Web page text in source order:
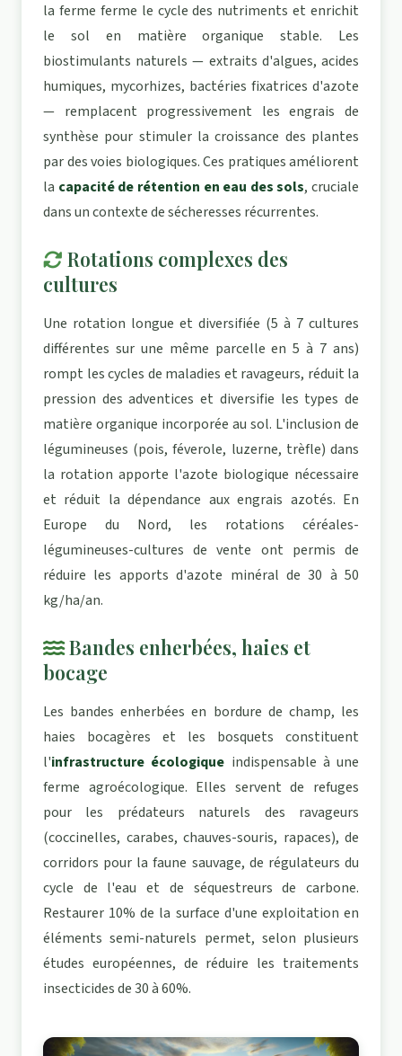
la ferme ferme le cycle des nutriments et enrichit
le sol en matière organique stable. Les
biostimulants naturels — extraits d'algues, acides
humiques, mycorhizes, bactéries fixatrices d'azote
— remplacent progressivement les engrais de
synthèse pour stimuler la croissance des plantes
par des voies biologiques. Ces pratiques améliorent
la capacité de rétention en eau des sols, cruciale
dans un contexte de sécheresses récurrentes.
Rotations complexes des
cultures
Une rotation longue et diversifiée (5 à 7 cultures
différentes sur une même parcelle en 5 à 7 ans)
rompt les cycles de maladies et ravageurs, réduit la
pression des adventices et diversifie les types de
matière organique incorporée au sol. L'inclusion de
légumineuses (pois, féverole, luzerne, trèfle) dans
la rotation apporte l'azote biologique nécessaire
et réduit la dépendance aux engrais azotés. En
Europe du Nord, les rotations céréales-
légumineuses-cultures de vente ont permis de
réduire les apports d'azote minéral de 30 à 50
kg/ha/an.
Bandes enherbées, haies et
bocage
Les bandes enherbées en bordure de champ, les
haies bocagères et les bosquets constituent
l'infrastructure écologique indispensable à une
ferme agroécologique. Elles servent de refuges
pour les prédateurs naturels des ravageurs
(coccinelles, carabes, chauves-souris, rapaces), de
corridors pour la faune sauvage, de régulateurs du
cycle de l'eau et de séquestreurs de carbone.
Restaurer 10% de la surface d'une exploitation en
éléments semi-naturels permet, selon plusieurs
études européennes, de réduire les traitements
insecticides de 30 à 60%.